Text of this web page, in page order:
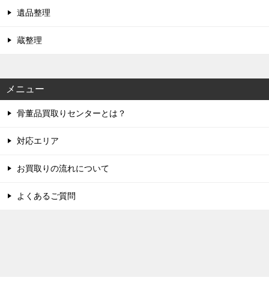
遺品整理
蔵整理
メニュー
骨董品買取りセンターとは？
対応エリア
お買取りの流れについて
よくあるご質問